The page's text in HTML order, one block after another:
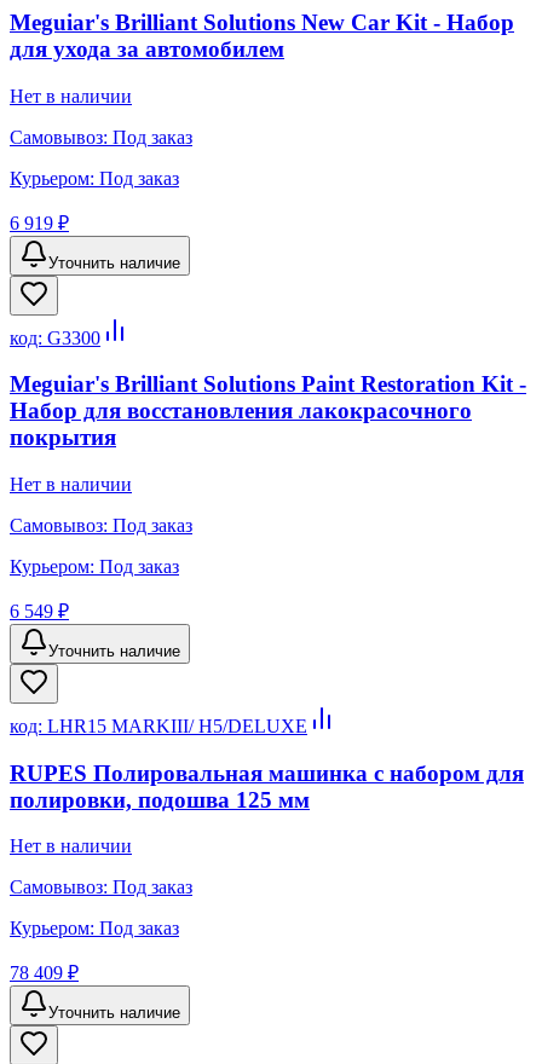
Meguiar's Brilliant Solutions New Car Kit - Набор
для ухода за автомобилем
Нет в наличии
Самовывоз: Под заказ
Курьером: Под заказ
6 919 ₽
Уточнить наличие
код: G3300
Meguiar's Brilliant Solutions Paint Restoration Kit -
Набор для восстановления лакокрасочного
покрытия
Нет в наличии
Самовывоз: Под заказ
Курьером: Под заказ
6 549 ₽
Уточнить наличие
код: LHR15 MARKIII/ H5/DELUXE
RUPES Полировальная машинка с набором для
полировки, подошва 125 мм
Нет в наличии
Самовывоз: Под заказ
Курьером: Под заказ
78 409 ₽
Уточнить наличие